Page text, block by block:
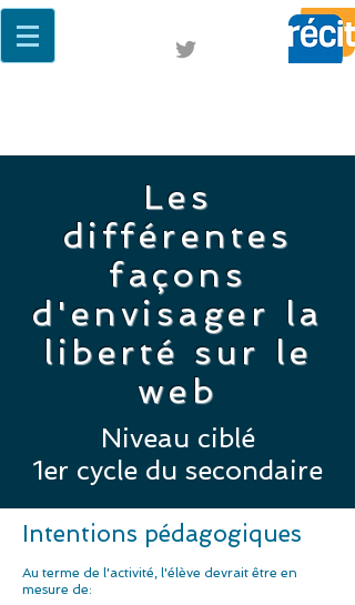
Les
différentes
façons
d'envisager la
liberté sur le
web
Niveau ciblé
1er cycle du secondaire
Intentions pédagogiques
Au terme de l'activité, l'élève devrait être en
mesure de: